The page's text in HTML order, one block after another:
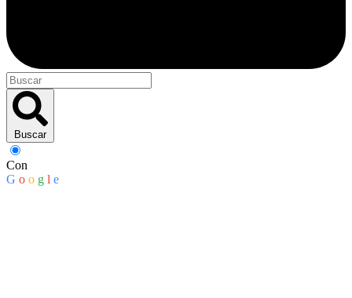
Buscar
Con
G o o g l e